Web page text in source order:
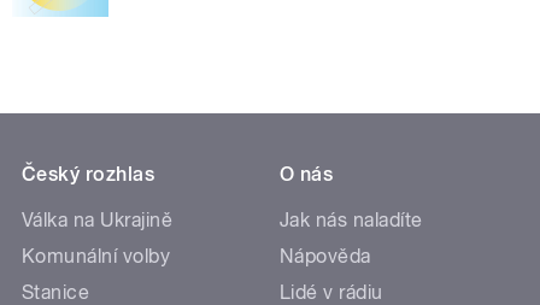
Český rozhlas
Válka na Ukrajině
Komunální volby
Stanice
O nás
Jak nás naladíte
Nápověda
Lidé v rádiu